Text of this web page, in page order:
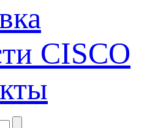
CISCO